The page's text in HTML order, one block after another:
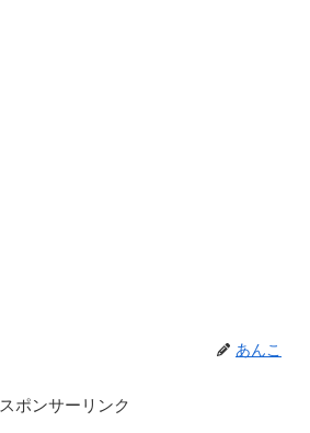
あんこ
スポンサーリンク